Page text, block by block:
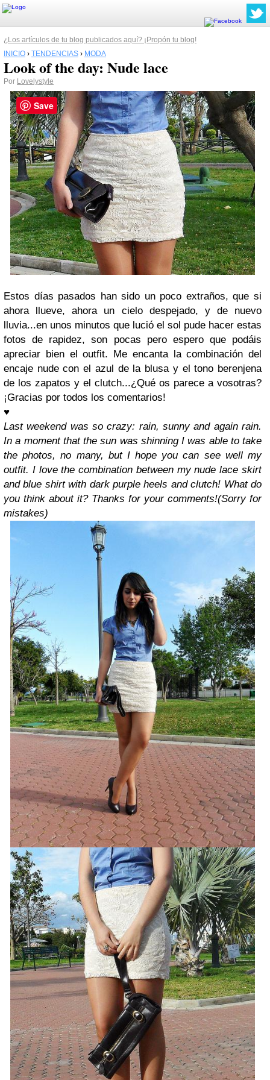
¿Los artículos de tu blog publicados aquí? ¡Propón tu blog!
INICIO › TENDENCIAS › MODA
Look of the day: Nude lace
Por Lovelystyle
Estos días pasados han sido un poco extraños, que si
ahora llueve, ahora un cielo despejado, y de nuevo
lluvia...en unos minutos que lució el sol pude hacer estas
fotos de rapidez, son pocas pero espero que podáis
apreciar bien el outfit. Me encanta la combinación del
encaje nude con el azul de la blusa y el tono berenjena
de los zapatos y el clutch...¿Qué os parece a vosotras?
¡Gracias por todos los comentarios!
♥
Last weekend was so crazy: rain, sunny and again rain.
In a moment that the sun was shinning I was able to take
the photos, no many, but I hope you can see well my
outfit. I love the combination between my nude lace skirt
and blue shirt with dark purple heels and clutch! What do
you think about it? Thanks for your comments!(Sorry for
mistakes)
Save